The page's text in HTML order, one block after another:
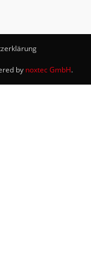
by noxtec GmbH.